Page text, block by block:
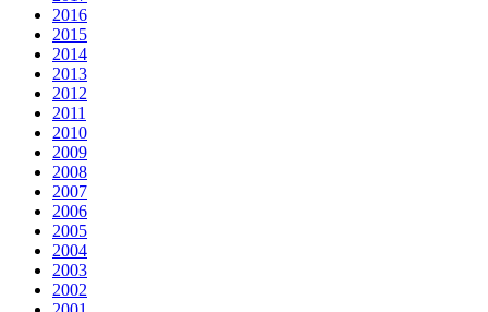
2016
2015
2014
2013
2012
2011
2010
2009
2008
2007
2006
2005
2004
2003
2002